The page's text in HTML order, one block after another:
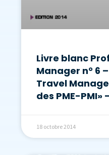
Livre blanc
Manager n° 6
Travel
des PME-PMI»
18 octobre 2014